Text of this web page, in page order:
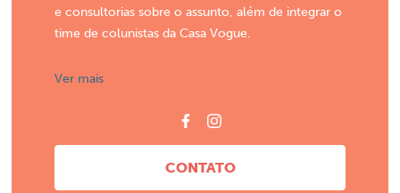
e consultorias sobre o assunto, além de integrar o
time de colunistas da Casa Vogue.
Ver mais
CONTATO